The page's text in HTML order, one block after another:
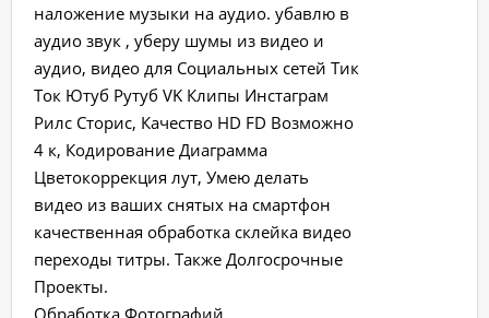
наложение музыки на аудио. убавлю в
аудио звук , уберу шумы из видео и
аудио, видео для Социальных сетей Тик
Ток Ютуб Рутуб VK Клипы Инстаграм
Рилс Сторис, Качество HD FD Возможно
4 к, Кодирование Диаграмма
Цветокоррекция лут, Умею делать
видео из ваших снятых на смартфон
качественная обработка склейка видео
переходы титры. Также Долгосрочные
Проекты.
Обработка Фотографий